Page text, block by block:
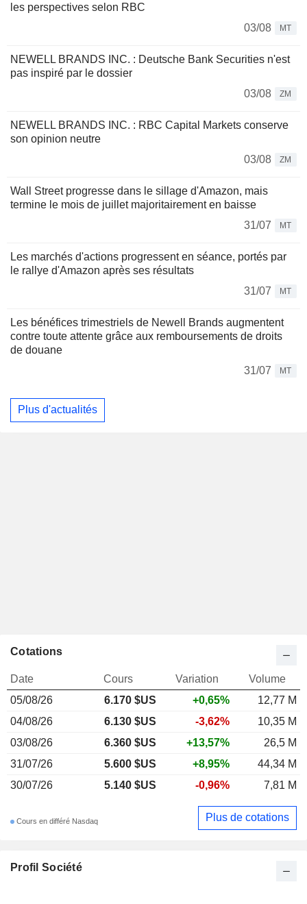
les perspectives selon RBC
03/08
MT
NEWELL BRANDS INC. : Deutsche Bank Securities n'est
pas inspiré par le dossier
03/08
ZM
NEWELL BRANDS INC. : RBC Capital Markets conserve
son opinion neutre
03/08
ZM
Wall Street progresse dans le sillage d'Amazon, mais
termine le mois de juillet majoritairement en baisse
31/07
MT
Les marchés d'actions progressent en séance, portés par
le rallye d'Amazon après ses résultats
31/07
MT
Les bénéfices trimestriels de Newell Brands augmentent
contre toute attente grâce aux remboursements de droits
de douane
31/07
MT
Plus d'actualités
Profil Société
Cotations
Date Cours Variation
Volume
05/08/26
6.170 $US +0,65%
12,77 M
04/08/26
6.130 $US -3,62%
10,35 M
03/08/26
6.360 $US +13,57%
26,5 M
31/07/26
5.600 $US +8,95%
44,34 M
30/07/26
5.140 $US -0,96% 7,81 M
Cours en différé Nasdaq Plus de cotations